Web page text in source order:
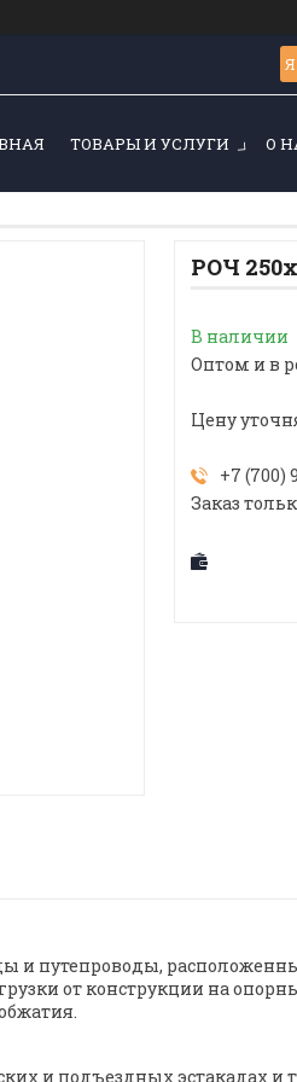
ТОВАРЫ И УСЛУГИ О
РОЧ
В наличии
Оптом и в
Цену
+7 (700)
Заказ
и путепроводы,
от конструкции на
и подъездных эстакадах и